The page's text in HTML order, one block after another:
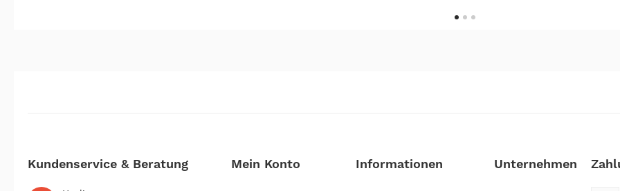
Kundenservice & Beratung Mein Konto Informationen Unternehmen